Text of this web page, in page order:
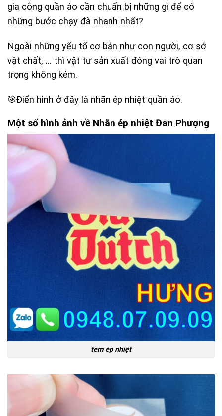
gia công quần áo cần chuẩn bị những gì để có
những bước chạy đà nhanh nhất?
Ngoài những yếu tố cơ bản như con người, cơ sở
vật chất, … thì vật tư sản xuất đóng vai trò quan
trọng không kém.
🎯Điển hình ở đây là nhãn ép nhiệt quần áo.
Một số hình ảnh về Nhãn ép nhiệt Đan Phượng
tem ép nhiệt